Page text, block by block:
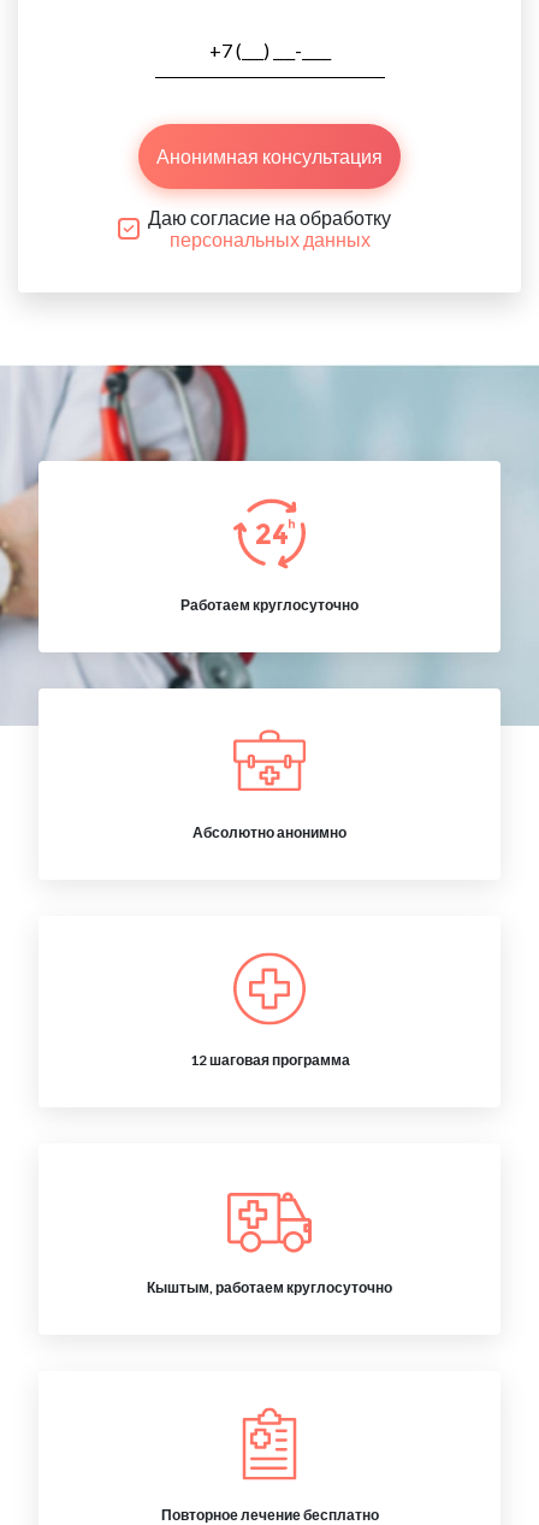
Анонимная консультация
Даю согласие на обработку
персональных данных
Работаем круглосуточно
Абсолютно анонимно
12 шаговая программа
Кыштым, работаем круглосуточно
Повторное лечение бесплатно